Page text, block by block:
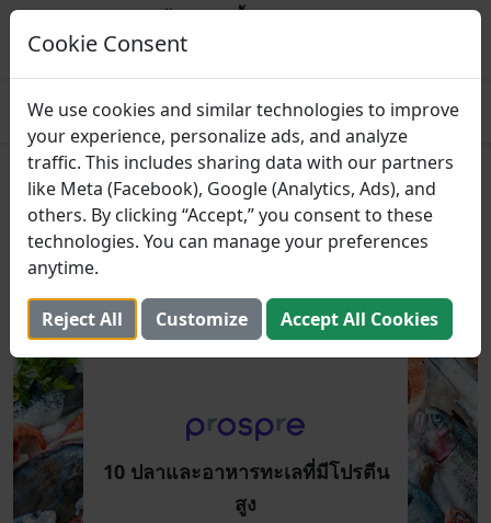
Prospre: ผู้วางแผนมื้ออาหาร
แผนอาหารตามมาโคร
10 ปลาและอาหารทะเลที่มีโปรตีน
สูง
25 กรกฎาคม 2025
10 ปลาและอาหารทะเลที่มีโปรตีน
สูง
Cookie Consent
We use cookies and similar technologies to improve
your experience, personalize ads, and analyze
traffic. This includes sharing data with our partners
like Meta (Facebook), Google (Analytics, Ads), and
others. By clicking “Accept,” you consent to these
technologies. You can manage your preferences
anytime.
Reject All Customize Accept All Cookies